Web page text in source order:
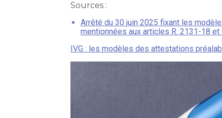
Sources :
Arrêté du 30 juin 2025 fixant les
mentionnées aux articles R. 2131-18
IVG : les modèles des attestations